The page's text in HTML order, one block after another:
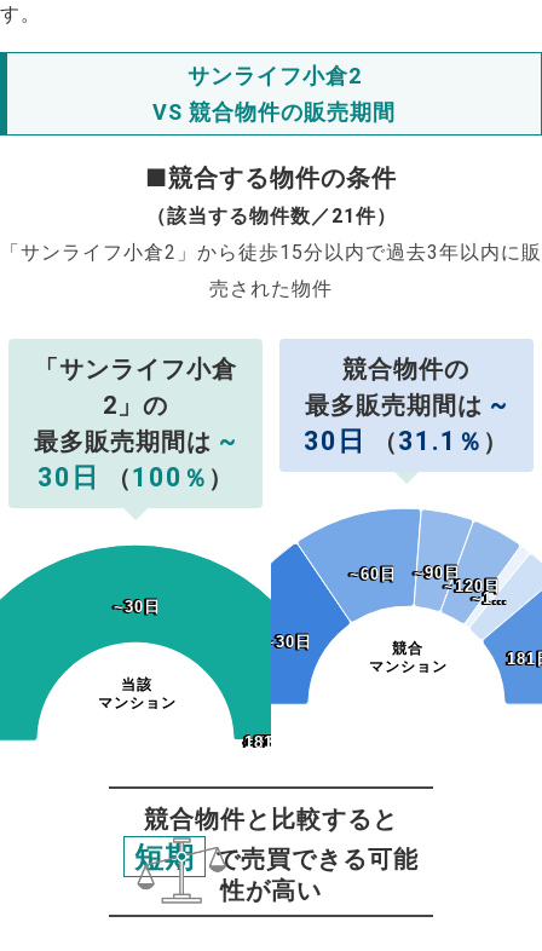
す。
サンライフ小倉2
VS 競合物件の販売期間
■競合する物件の条件
（該当する物件数／21件）
「サンライフ小倉2」から徒歩15分以内で過去3年以内に販
売された物件
「サンライフ小倉
2」の
最多販売期間は ~
30日
（100 ％ ）
当該
マンション
~30日
~30日
~60日
~60日
~90日
~90日
~120日
~120日
~150日
~150日
~180日
~180日
181日~
181日~
競合物件の
最多販売期間は ~
30日
（31.1 ％ ）
競合
マンション
~30日
~30日
~60日
~60日 ~90日
~90日
~120日
~120日
~1…
~1…
181
181
競合物件と比較すると
短期
で売買できる可能
性が高い